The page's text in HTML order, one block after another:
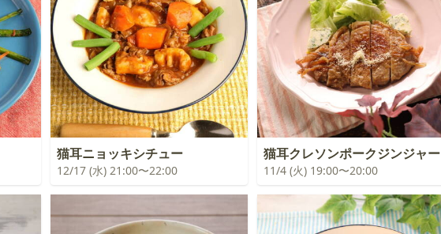
猫耳ニョッキシチュー
12/17 (水) 21:00〜22:00
猫耳クレソンポークジンジャー
11/4 (火) 19:00〜20:00